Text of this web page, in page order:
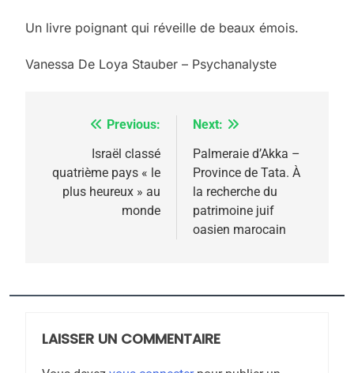
Un livre poignant qui réveille de beaux émois.
Vanessa De Loya Stauber – Psychanalyste
Navigation
l’article
Previous:
Israël classé
quatrième pays « le
plus heureux » au
monde
Next:
Palmeraie d’Akka –
Province de Tata. À
la recherche du
patrimoine juif
oasien marocain
LAISSER UN COMMENTAIRE
rapport d’ADL contre
FRANCE ISRAÉL
6